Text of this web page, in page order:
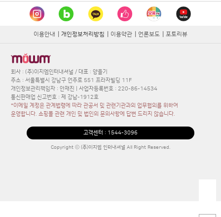
이용안내 개인정보처리방침 이용약관 언론보도 포토리뷰
회사 : (주)이지엠인터내셔널 / 대표 : 양을기
주소 : 서울특별시 강남구 언주로 551 프라자빌딩 11F
개인정보관리책임자 : 안재진 | 사업자등록번호 : 220-86-14534
통신판매업 신고번호 : 제 강남-1912호
*이메일 계정은 관계법령에 따라 관공서 및 관련기관과의 업무협의를 위하여
운영합니다. 쇼핑몰 관련 개인 및 법인의 문의사항에 답변 드리지 않습니다.
고객센터 : 1544-3096
Copyright ⓒ (주)이지엠 인터내셔널 All Right Reserved.